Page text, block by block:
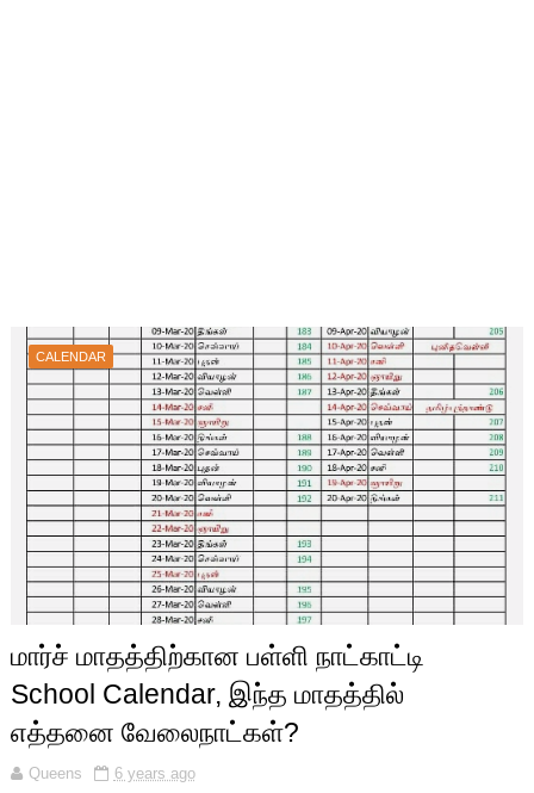
CALENDAR
மார்ச் மாதத்திற்கான பள்ளி நாட்காட்டி
School Calendar, இந்த மாதத்தில்
எத்தனை வேலைநாட்கள்?
Queens
6 years ago